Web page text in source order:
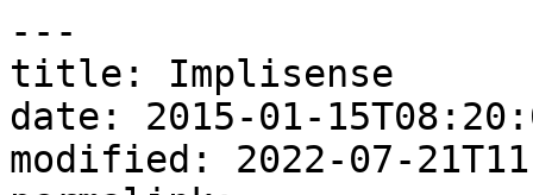
---
title: Implisense
date: 2015-01-
modified: 2022-07-